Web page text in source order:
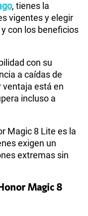
, tienes la
vigentes y elegir
con los beneficios
con su
a caídas de
ventaja está en
incluso a
Magic 8 Lite es la
exigen un
extremas sin
Magic 8